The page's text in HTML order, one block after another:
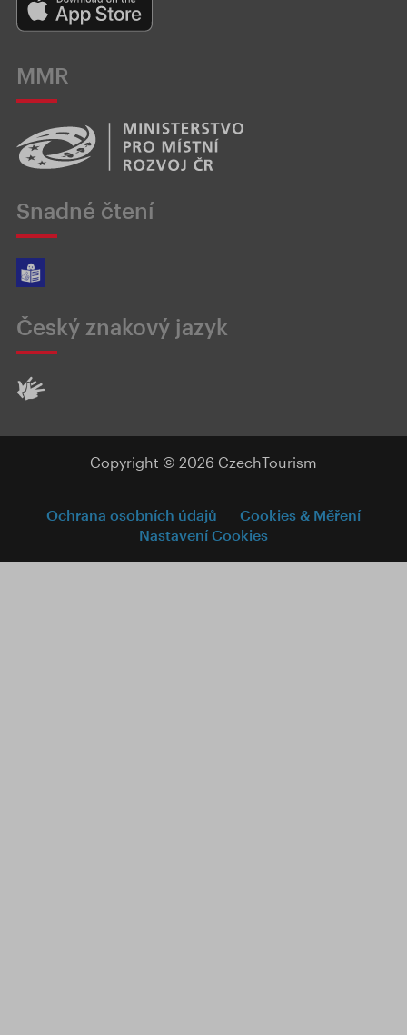
MMR
Snadné čtení
Český znakový jazyk
Copyright © 2026 CzechTourism
Ochrana osobních údajů
Cookies & Měření
Nastavení Cookies